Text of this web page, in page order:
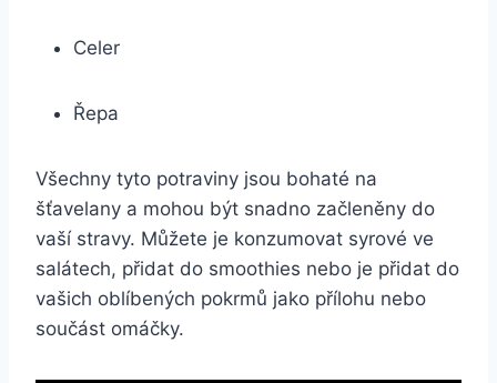
Celer
Řepa
Všechny tyto potraviny jsou bohaté na
šťavelany a mohou být snadno začleněny do
vaší stravy. Můžete je konzumovat syrové ve
salátech, přidat do smoothies nebo je přidat do
vašich oblíbených pokrmů jako přílohu nebo
součást omáčky.